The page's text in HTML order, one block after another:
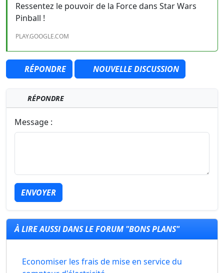
Ressentez le pouvoir de la Force dans Star Wars
Pinball !
PLAY.GOOGLE.COM
RÉPONDRE NOUVELLE DISCUSSION
RÉPONDRE
Message :
ENVOYER
À LIRE AUSSI DANS LE FORUM "BONS PLANS"
Economiser les frais de mise en service du